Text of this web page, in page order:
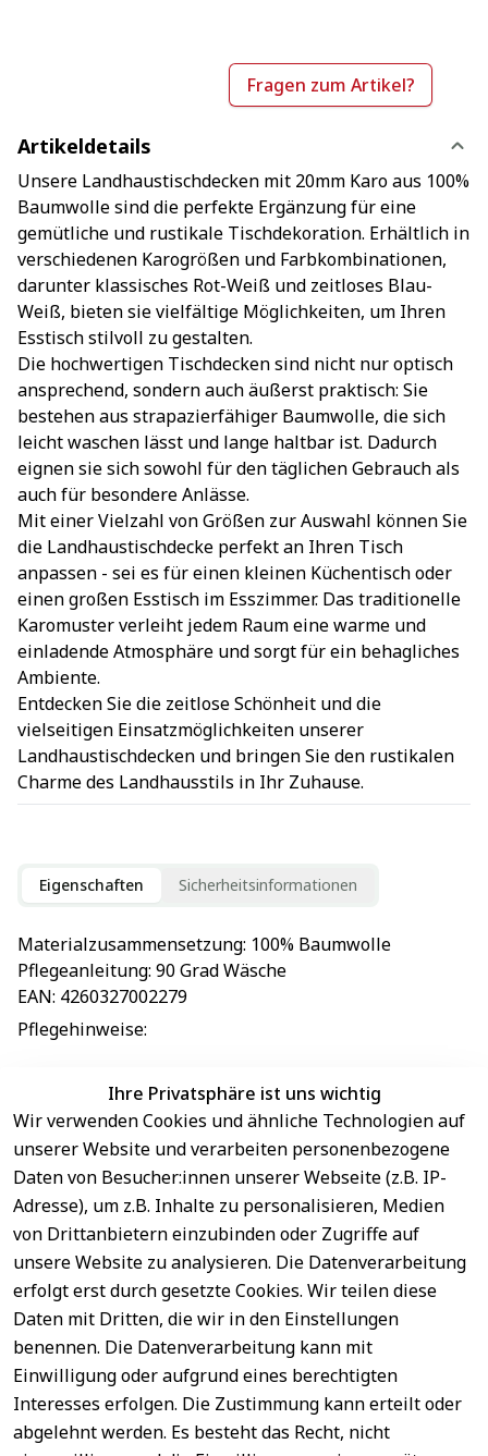
Fragen zum Artikel?
Artikeldetails
Unsere Landhaustischdecken mit 20mm Karo aus 100%
Baumwolle sind die perfekte Ergänzung für eine
gemütliche und rustikale Tischdekoration. Erhältlich in
verschiedenen Karogrößen und Farbkombinationen,
darunter klassisches Rot-Weiß und zeitloses Blau-
Weiß, bieten sie vielfältige Möglichkeiten, um Ihren
Esstisch stilvoll zu gestalten.
Die hochwertigen Tischdecken sind nicht nur optisch
ansprechend, sondern auch äußerst praktisch: Sie
bestehen aus strapazierfähiger Baumwolle, die sich
leicht waschen lässt und lange haltbar ist. Dadurch
eignen sie sich sowohl für den täglichen Gebrauch als
auch für besondere Anlässe.
Mit einer Vielzahl von Größen zur Auswahl können Sie
die Landhaustischdecke perfekt an Ihren Tisch
anpassen - sei es für einen kleinen Küchentisch oder
einen großen Esstisch im Esszimmer. Das traditionelle
Karomuster verleiht jedem Raum eine warme und
einladende Atmosphäre und sorgt für ein behagliches
Ambiente.
Entdecken Sie die zeitlose Schönheit und die
vielseitigen Einsatzmöglichkeiten unserer
Landhaustischdecken und bringen Sie den rustikalen
Charme des Landhausstils in Ihr Zuhause.
Eigenschaften Sicherheitsinformationen
Materialzusammensetzung: 100% Baumwolle
Pflegeanleitung: 90 Grad Wäsche
EAN: 4260327002279
Pflegehinweise:
EU-Verantwortliche Person - klicken Sie für Details
Ihre Privatsphäre ist uns wichtig
Wir verwenden Cookies und ähnliche Technologien auf
unserer Website und verarbeiten personenbezogene
Daten von Besucher:innen unserer Webseite (z.B. IP-
Adresse), um z.B. Inhalte zu personalisieren, Medien
von Drittanbietern einzubinden oder Zugriffe auf
unsere Website zu analysieren. Die Datenverarbeitung
erfolgt erst durch gesetzte Cookies. Wir teilen diese
Daten mit Dritten, die wir in den Einstellungen
benennen. Die Datenverarbeitung kann mit
Einwilligung oder aufgrund eines berechtigten
Interesses erfolgen. Die Zustimmung kann erteilt oder
abgelehnt werden. Es besteht das Recht, nicht
Rechtliches
AGB
Impressum
Service
Kontakt
Registrieren
Sichere
Zahlungsar
ten